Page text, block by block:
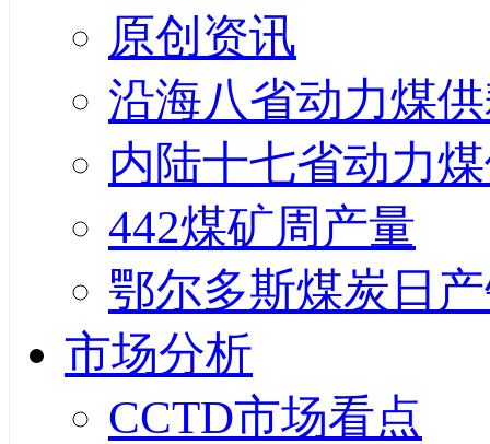
原创资讯
沿海八省动力煤
内陆十七省动力
442煤矿周产量
鄂尔多斯煤炭日
市场分析
CCTD市场看点